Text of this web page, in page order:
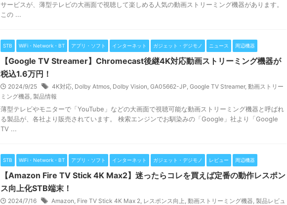
サービスが、薄型テレビの大画面で視聴して楽しめる人気の動画ストリーミング機器があります。
この ...
STB WiFi・Network・BT アプリ・ソフト インターネット ガジェット・デジモノ ニュース 周辺機器
【Google TV Streamer】Chromecast後継4K対応動画ストリーミング機器が
税込1.6万円！
2024/9/25 4K対応, Dolby Atmos, Dolby Vision, GA05662-JP, Google TV Streamer, 動画ストリー
ミング機器, 製品情報
薄型テレビやモニターで「YouTube」などの大画面で視聴可能な動画ストリーミング機器と呼ばれ
る製品が、各社より販売されています。 検索エンジンでお馴染みの「Google」社より「Google
TV ...
STB WiFi・Network・BT アプリ・ソフト インターネット ガジェット・デジモノ レビュー 周辺機器
【Amazon Fire TV Stick 4K Max2】迷ったらコレを買えば定番の動作レスポン
ス向上化STB端末！
2024/7/16 Amazon, Fire TV Stick 4K Max 2, レスポンス向上, 動画ストリーミング機器, 製品レビュ